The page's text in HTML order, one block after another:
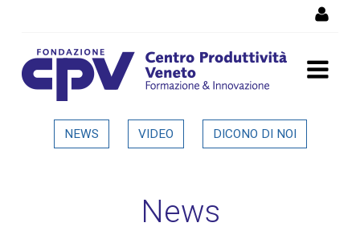
Dettaglio in evidenza
NEWS VIDEO DICONO DI NOI
News